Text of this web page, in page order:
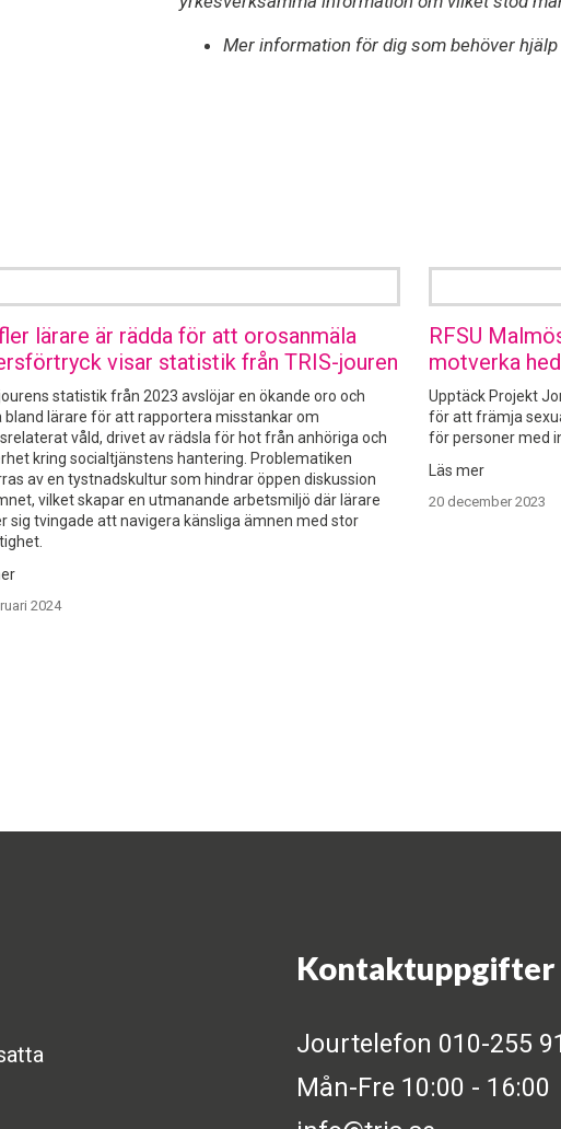
Mer information för dig som behöver
lärare är rädda för att orosanmäla
visar statistik från TRIS-jouren
statistik från 2023 avslöjar en ökande oro och
bland lärare för att rapportera misstankar om
våld, drivet av rädsla för hot från anhöriga och
kring socialtjänstens hantering. Problematiken
av en tystnadskultur som hindrar öppen diskussion
vilket skapar en utmanande arbetsmiljö där lärare
sig tvingade att navigera känsliga ämnen med stor
2024
RFSU
motverka
Upptäck Projekt
för att främja
för personer med
20 december 2023
Kontaktuppgifter
Jourtelefon 010-255
Mån-Fre 10:00 - 16:00